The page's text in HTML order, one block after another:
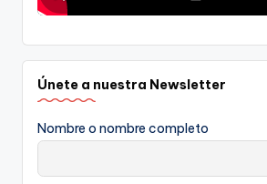
Únete a nuestra Newsletter
Nombre o nombre completo